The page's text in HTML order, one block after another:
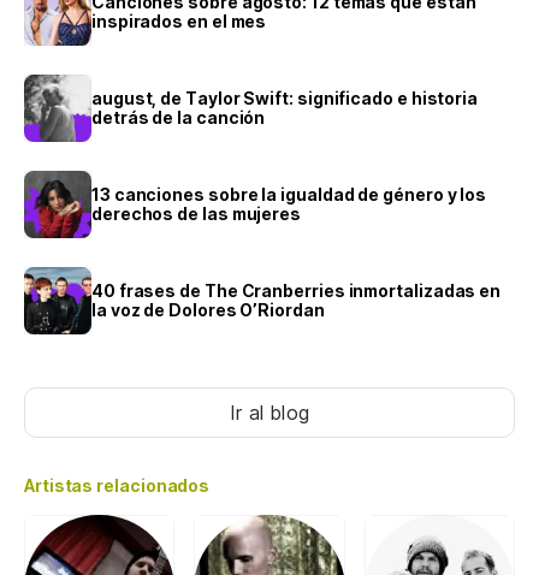
inspirados en el mes
august, de Taylor Swift: significado e historia
detrás de la canción
13 canciones sobre la igualdad de género y los
derechos de las mujeres
40 frases de The Cranberries inmortalizadas en
la voz de Dolores O’Riordan
Ir al blog
Artistas relacionados